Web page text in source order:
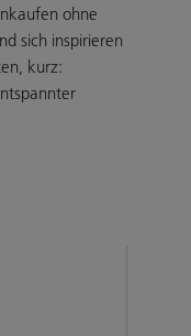
ohne
sich inspirieren
kurz: